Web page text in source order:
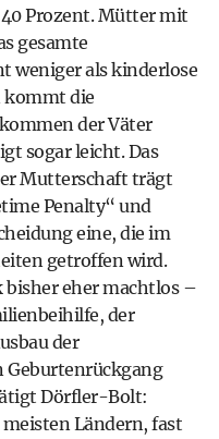
Prozent. Mütter mit
gesamte
weniger als kinderlose
kommt die
der Väter
sogar leicht. Das
Mutterschaft trägt
Penalty“ und
eine, die im
getroffen wird.
bisher eher machtlos –
der
der
Dörfler-Bolt:
Ländern, fast